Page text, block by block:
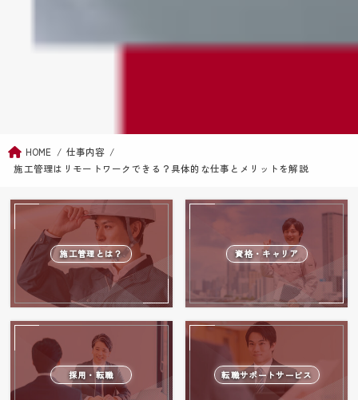
HOME
仕事内容
施工管理はリモートワークできる？具体的な仕事とメリットを解説
施工管理とは？ 資格・キャリア
採用・転職 転職サポートサービス